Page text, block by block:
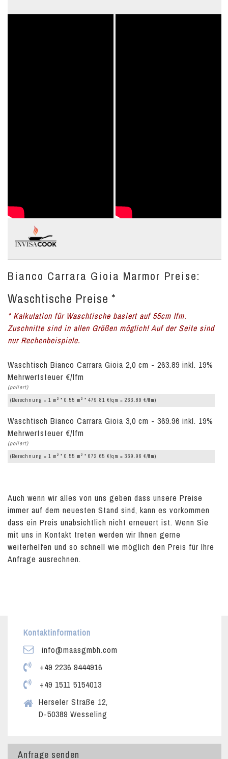
Bianco Carrara Gioia Marmor Preise:
Waschtische Preise *
* Kalkulation für Waschtische basiert auf 55cm lfm.
Zuschnitte sind in allen Größen möglich! Auf der Seite sind
nur Rechenbeispiele.
Waschtisch Bianco Carrara Gioia 2,0 cm - 263.89 inkl. 19%
Mehrwertsteuer €/lfm
(poliert)
(Berechnung = 1 m 2 * 0.55 m 2 * 479.81 €/qm = 263.89 €/lfm)
Waschtisch Bianco Carrara Gioia 3,0 cm - 369.96 inkl. 19%
Mehrwertsteuer €/lfm
(poliert)
(Berechnung = 1 m 2 * 0.55 m 2 * 672.65 €/qm = 369.96 €/lfm)
Auch wenn wir alles von uns geben dass unsere Preise
immer auf dem neuesten Stand sind, kann es vorkommen
dass ein Preis unabsichtlich nicht erneuert ist. Wenn Sie
mit uns in Kontakt treten werden wir Ihnen gerne
weiterhelfen und so schnell wie möglich den Preis für Ihre
Anfrage ausrechnen.
Kontaktinformation
info@maasgmbh.com
+49 2236 9444916
+49 1511 5154013
Herseler Straße 12,
D-50389 Wesseling
Anfrage senden